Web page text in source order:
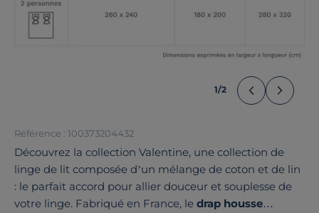
1/2
Référence : 100373204432
Découvrez la collection Valentine, une collection de
linge de lit composée d’un mélange de coton et de lin
: le parfait accord pour allier douceur et souplesse de
votre linge. Fabriqué en France, le drap housse